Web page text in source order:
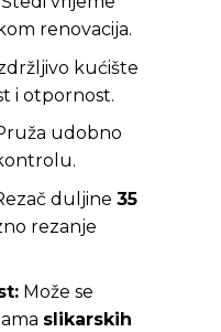
renovacija.
kućište
i otpornost.
udobno
duljine 35
rezanje
Može se
slikarskih